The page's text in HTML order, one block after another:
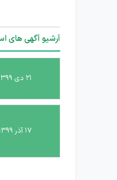
آرشیو آگهی های
۲۱ دی ۱۳۹۹
۱۷ آذر ۱۳۹۹